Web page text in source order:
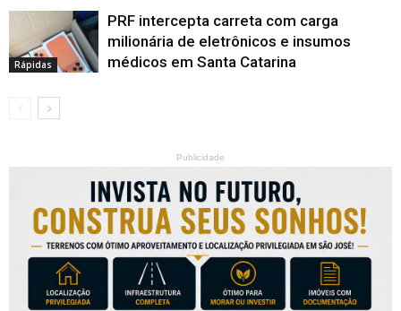
Rápidas
PRF intercepta carreta com carga
milionária de eletrônicos e insumos
médicos em Santa Catarina
Publicidade